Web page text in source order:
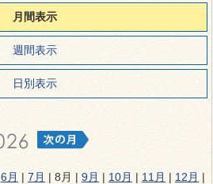
月間表示
週間表示
日別表示
6月 | 7月 | 8月 | 9月 | 10月 | 11月 | 12月 |